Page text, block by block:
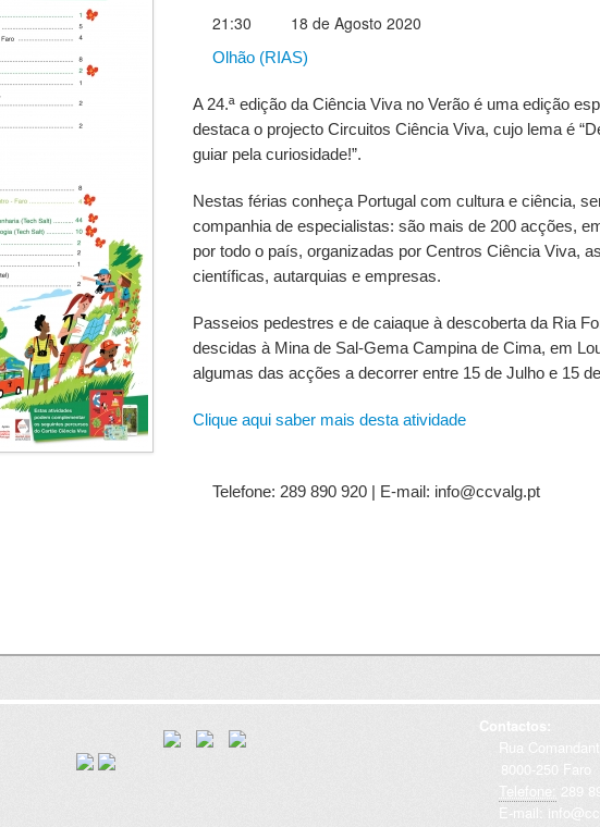
21:30 18 de Agosto 2020
Olhão (RIAS)
A 24.ª edição da Ciência Viva no Verão é uma edição
destaca o projecto Circuitos Ciência Viva, cujo lema é
guiar pela curiosidade!”.
Nestas férias conheça Portugal com cultura e ciência,
companhia de especialistas: são mais de 200 acções,
por todo o país, organizadas por Centros Ciência Viva,
científicas, autarquias e empresas.
Passeios pedestres e de caiaque à descoberta da Ria
descidas à Mina de Sal-Gema Campina de Cima, em
algumas das acções a decorrer entre 15 de Julho e 15
Clique aqui saber mais desta atividade
Telefone: 289 890 920 | E-mail: info@ccvalg.pt
Contactos:
Rua
8000-250 Faro
Telefone: 289
E-mail: